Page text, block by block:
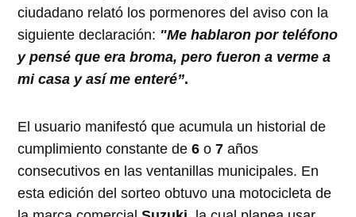
ciudadano relató los pormenores del aviso con la
siguiente declaración: "Me hablaron por teléfono
y pensé que era broma, pero fueron a verme a
mi casa y así me enteré”.
El usuario manifestó que acumula un historial de
cumplimiento constante de6 o7 años
consecutivos en las ventanillas municipales. En
esta edición del sorteo obtuvo una motocicleta de